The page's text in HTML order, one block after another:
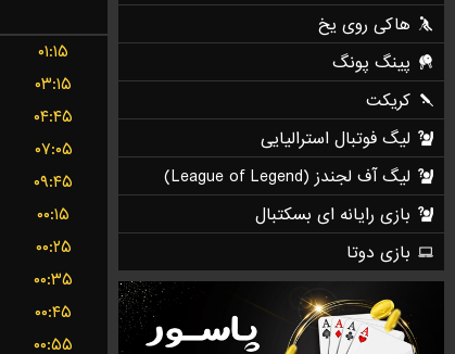
۰۱:۱۵
۰۳:۱۵
۰۴:۴۵
۰۷:۰۵
۰۹:۴۵
۰۰:۱۵
۰۰:۲۵
۰۰:۳۵
۰۰:۴۵
۰۰:۵۵